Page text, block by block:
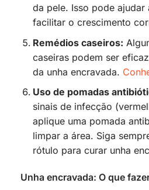
da pele. Isso pode ajudar
facilitar o crescimento
Remédios caseiros:
caseiras podem ser
da unha encravada.
Uso de pomadas
sinais de infecção
aplique uma pomada
limpar a área. Siga
rótulo para curar unha
Unha encravada: O que